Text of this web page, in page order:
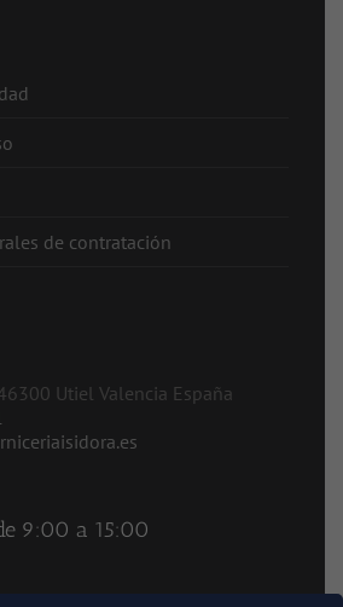
de contratación
Utiel Valencia España
9:00 a 15:00